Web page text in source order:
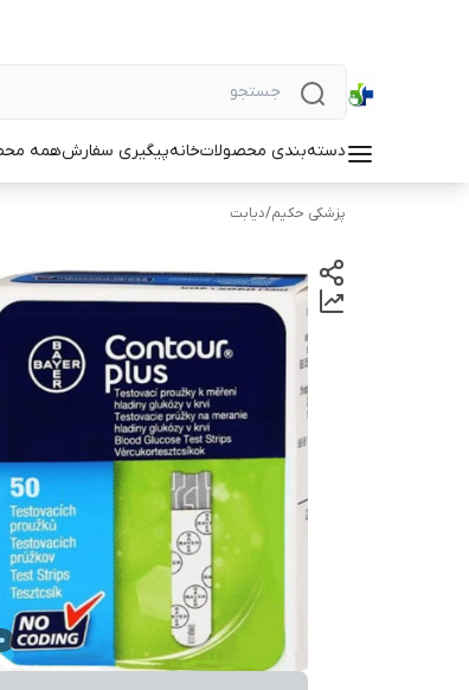
دسته‌بندی محصولاتخانهپیگیری سفارشهمه
پزشکی حکیم/دیابت